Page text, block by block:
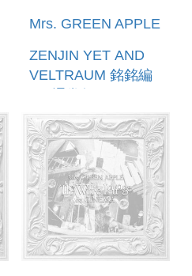
Mrs. GREEN APPLE
ZENJIN YET AND
VELTRAUM 銘銘編
（2DVD）環球官方
進口(預購至1/22
12:00止)